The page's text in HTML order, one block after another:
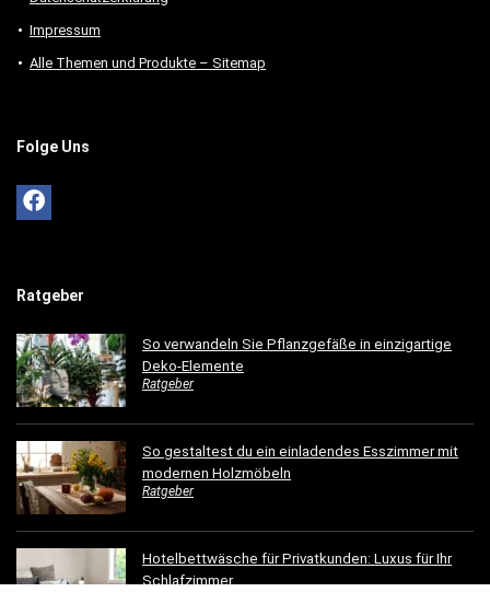
Impressum
Alle Themen und Produkte – Sitemap
Folge Uns
Ratgeber
So verwandeln Sie Pflanzgefäße in einzigartige
Deko-Elemente
Ratgeber
So gestaltest du ein einladendes Esszimmer mit
modernen Holzmöbeln
Ratgeber
Hotelbettwäsche für Privatkunden: Luxus für Ihr
Schlafzimmer